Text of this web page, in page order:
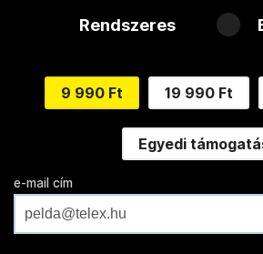
Rendszeres
9 990 Ft 19 990 Ft
Egyedi
e-mail cím